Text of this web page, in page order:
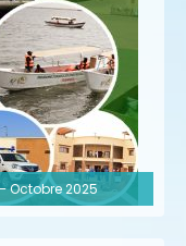
Octobre 2025